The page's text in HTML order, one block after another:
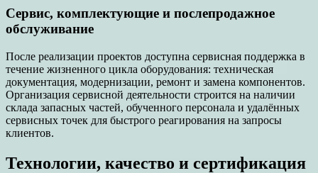
Сервис, комплектующие и послепродажное
обслуживание
После реализации проектов доступна сервисная поддержка в
течение жизненного цикла оборудования: техническая
документация, модернизации, ремонт и замена компонентов.
Организация сервисной деятельности строится на наличии
склада запасных частей, обученного персонала и удалённых
сервисных точек для быстрого реагирования на запросы
клиентов.
Технологии, качество и сертификация